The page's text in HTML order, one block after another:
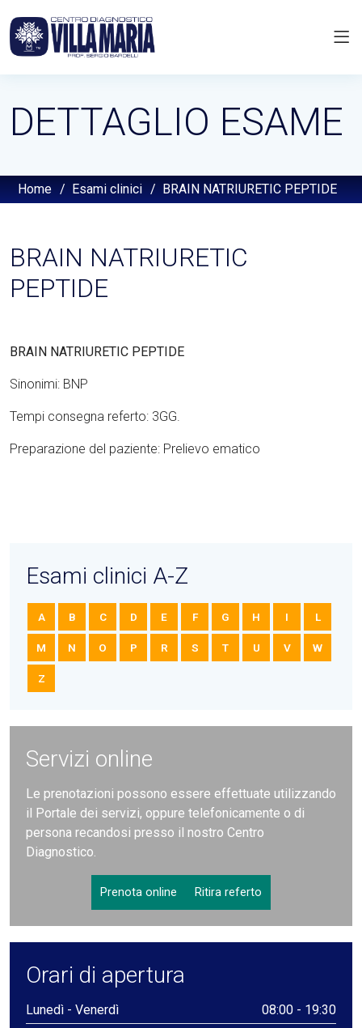
DETTAGLIO ESAME
Home / Esami clinici / BRAIN NATRIURETIC PEPTIDE
BRAIN NATRIURETIC
PEPTIDE
BRAIN NATRIURETIC PEPTIDE
Sinonimi: BNP
Tempi consegna referto: 3GG.
Preparazione del paziente: Prelievo ematico
Esami clinici A-Z
A B C D E F G H I L
M N O P R S T U V W
Z
Servizi online
Le prenotazioni possono essere effettuate utilizzando
il Portale dei servizi, oppure telefonicamente o di
persona recandosi presso il nostro Centro
Diagnostico.
Prenota online Ritira referto
Orari di apertura
Lunedì - Venerdì
08:00 - 19:30